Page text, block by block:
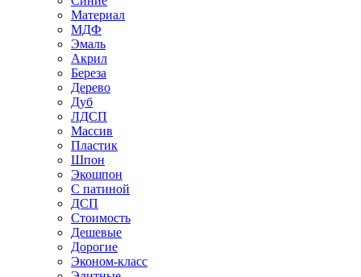
Материал
МДФ
Эмаль
Акрил
Береза
Дерево
Дуб
ЛДСП
Массив
Пластик
Шпон
Экошпон
С патиной
ДСП
Стоимость
Дешевые
Дорогие
Эконом-класс